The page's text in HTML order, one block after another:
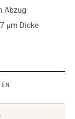
Abzug
µm Dicke